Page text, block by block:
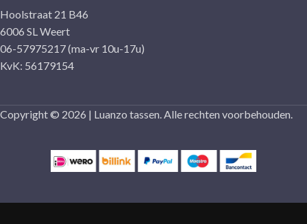
Hoolstraat 21 B46
6006 SL Weert
06-57975217 (ma-vr 10u-17u)
KvK: 56179154
Copyright © 2026 | Luanzo tassen. Alle rechten voorbehouden.